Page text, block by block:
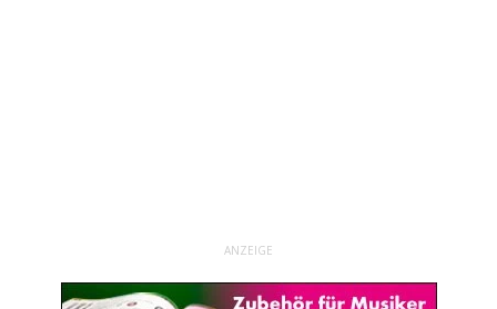
ANZEIGE